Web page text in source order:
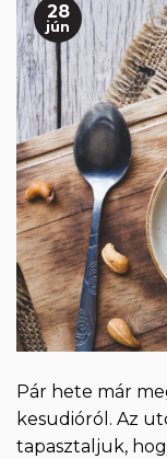
28
jún
Pár hete már
kesudióról. Az
tapasztaljuk,